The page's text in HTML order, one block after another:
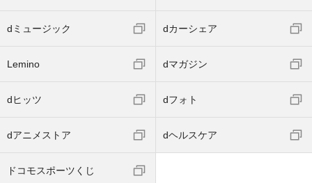
dミュージック dカーシェア
Lemino dマガジン
dヒッツ dフォト
dアニメストア dヘルスケア
ドコモスポーツくじ